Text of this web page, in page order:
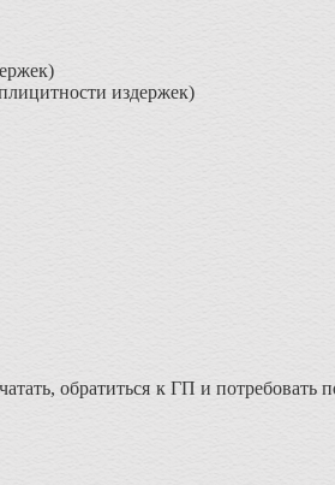
издержек)
обратиться к ГП и потребовать